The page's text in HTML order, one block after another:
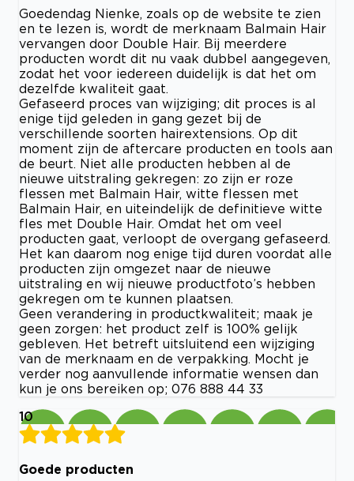
Goedendag Nienke, zoals op de website te zien
en te lezen is, wordt de merknaam Balmain Hair
vervangen door Double Hair. Bij meerdere
producten wordt dit nu vaak dubbel aangegeven,
zodat het voor iedereen duidelijk is dat het om
dezelfde kwaliteit gaat.
Gefaseerd proces van wijziging; dit proces is al
enige tijd geleden in gang gezet bij de
verschillende soorten hairextensions. Op dit
moment zijn de aftercare producten en tools aan
de beurt. Niet alle producten hebben al de
nieuwe uitstraling gekregen: zo zijn er roze
flessen met Balmain Hair, witte flessen met
Balmain Hair, en uiteindelijk de definitieve witte
fles met Double Hair. Omdat het om veel
producten gaat, verloopt de overgang gefaseerd.
Het kan daarom nog enige tijd duren voordat alle
producten zijn omgezet naar de nieuwe
uitstraling en wij nieuwe productfoto’s hebben
gekregen om te kunnen plaatsen.
Geen verandering in productkwaliteit; maak je
geen zorgen: het product zelf is 100% gelijk
gebleven. Het betreft uitsluitend een wijziging
van de merknaam en de verpakking. Mocht je
verder nog aanvullende informatie wensen dan
kun je ons bereiken op; 076 888 44 33
10
Goede producten